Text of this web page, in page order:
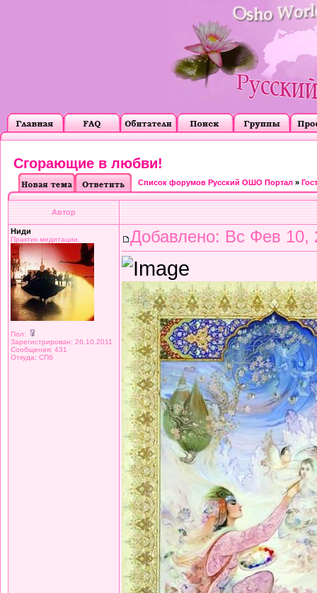
Сгорающие в любви!
Список форумов Русский ОШО Портал »
Автор
Ниди
Практик медитации.
Пол:
Зарегистрирован: 26.10.2011
Сообщения: 431
Откуда: СПб
Добавлено: Вс Фев 10,